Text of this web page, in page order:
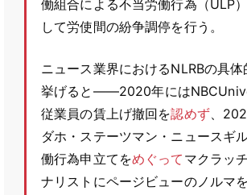
働組合による不当労働行為（ULP
して労使間の紛争調停を行う。
ニュース業界におけるNLRBの具
挙げると――2020年には
従業員の賃上げ撤回を認めず、
ダホ・ステーツマン・ニュースギ
働行為申立てをめぐって マクラッ
ナリストにページビューのノルマ